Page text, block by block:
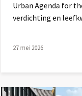
Urban Agenda for
verdichting en
27 mei 2026
meer